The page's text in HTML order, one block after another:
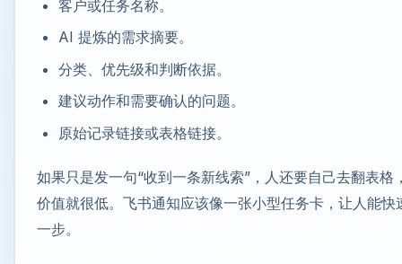
客户或任务名称。
AI 提炼的需求摘要。
分类、优先级和判断依据。
建议动作和需要确认的问题。
原始记录链接或表格链接。
如果只是发一句“收到一条新线索”，人还要自己去翻表格
价值就很低。飞书通知应该像一张小型任务卡，让人能快
一步。